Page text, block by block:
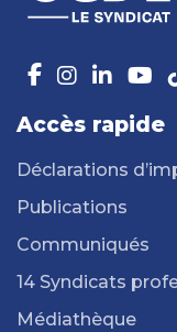
Accès rapide
Déclarations
Publications
Communiqués
14 Syndicats
Médiathèque